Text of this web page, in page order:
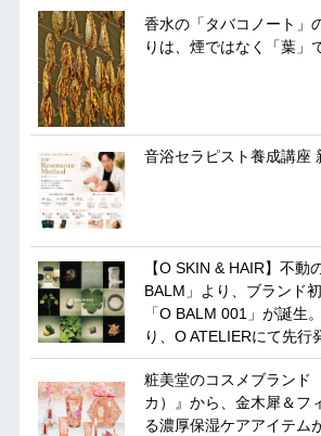
香水の「タバコノート」
りは、煙ではなく「葉」
音浴セラピスト養成講座
【O SKIN & HAIR】不動
BALM」より、ブランド
「O BALM 001」が誕生
り、O ATELIERにて先行
粧美堂のコスメブランド
カ）』から、金木犀＆フ
る濃厚保湿ケアアイテム